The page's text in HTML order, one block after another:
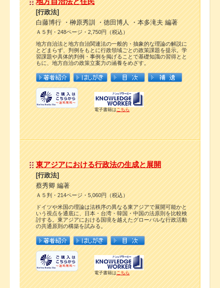
[行政法]
白藤博行 ・榊原秀訓 ・徳田博人 ・本多滝夫 編著
Ａ５判・248ページ・2,750円（税込）
地方自治法と地方自治関連法の一般的・抽象的な理論の解説に
とどまらず、判例をもとに行政領域ごとの政策課題を提示。学
習課題や具体的判例・事例を掲げることで基礎知識の習得とと
もに、地方自治の政策立案力の涵養をめざす。
電子書籍は こちら
東アジアにおける行政法の生成と展開
[行政法]
蔡秀卿 編著
Ａ５判・214ページ・5,060円（税込）
ドイツや米国の理論は法秩序の異なる東アジアで展開可能かと
いう視点を通底に、日本・台湾・韓国・中国の法原則を比較検
討する。東アジアにおける国境を越えたグローバルな行政活動
の共通原則の構築を試みる。
電子書籍は こちら